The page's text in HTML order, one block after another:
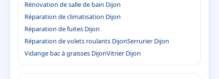
Rénovation de salle de bain Dijon
Réparation de climatisation Dijon
Réparation de fuites Dijon
Réparation de volets roulants DijonSerrurier Dijon
Vidange bac à graisses DijonVitrier Dijon